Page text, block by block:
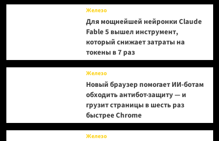
фанату
испорченный
—
он
Железо
Для мощнейшей нейронки Claude
Fable 5 вышел инструмент,
который снижает затраты на
токены в 7 раз
Железо
Новый браузер помогает ИИ-ботам
обходить антибот-защиту — и
грузит страницы в шесть раз
быстрее Chrome
Железо